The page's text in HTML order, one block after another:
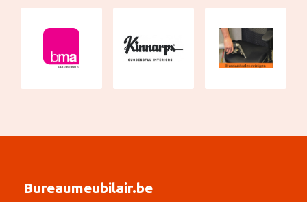
Bureaumeubilair.be